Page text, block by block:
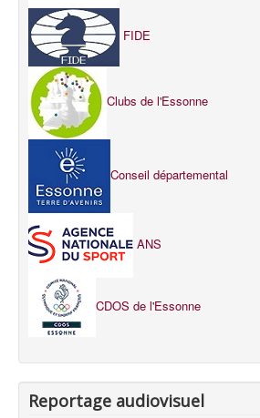
FIDE
Clubs de l'Essonne
Conseil départemental
ANS
CDOS de l'Essonne
Reportage audiovisuel